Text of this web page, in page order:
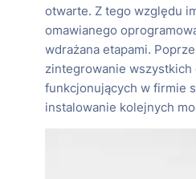
otwarte. Z tego względu
omawianego
wdrażana etapami.
zintegrowanie wszystkich
funkcjonujących w firmie
instalowanie kolejnych